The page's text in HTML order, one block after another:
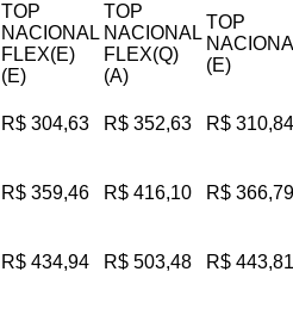
TOP
NACIONAL
FLEX(E)
(E)
TOP
NACIONAL
FLEX(Q)
(A)
TOP
(E)
R$ 304,63 R$ 352,63 R$ 310,84
R$ 359,46 R$ 416,10 R$ 366,79
R$ 434,94 R$ 503,48 R$ 443,81